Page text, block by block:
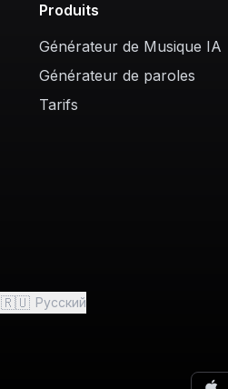
Produits
Générateur de Musique IA
Générateur de paroles
Tarifs
🇷🇺 Русский